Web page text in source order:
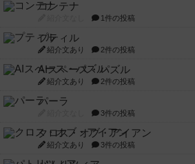
コンテナ
1件の投稿
プティル
紹介文あり 2件の投稿
AIスペース・パズル
紹介文あり 2件の投稿
パーラ
3件の投稿
クロス・オブ・アイアン
紹介文あり 3件の投稿